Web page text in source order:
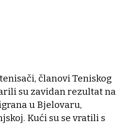
članovi Teniskog
su zavidan rezultat na
u Bjelovaru,
Kući su se vratili s